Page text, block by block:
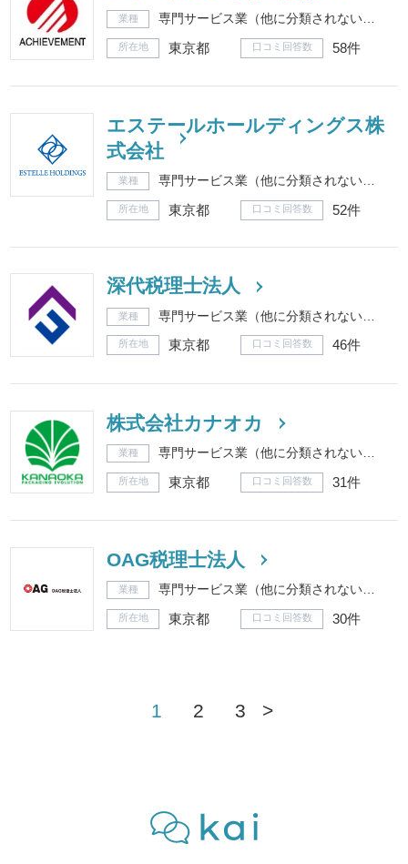
業種 専門サービス業（他に分類されないもの）
所在地 東京都 口コミ回答数 58件
エステールホールディングス株
式会社
業種 専門サービス業（他に分類されないもの）
所在地 東京都 口コミ回答数 52件
深代税理士法人
業種 専門サービス業（他に分類されないもの）
所在地 東京都 口コミ回答数 46件
株式会社カナオカ
業種 専門サービス業（他に分類されないもの）
所在地 東京都 口コミ回答数 31件
OAG税理士法人
業種 専門サービス業（他に分類されないもの）
所在地 東京都 口コミ回答数 30件
1 2 3 >